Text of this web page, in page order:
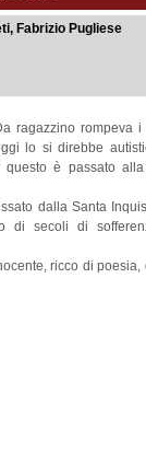
Fabrizio Pugliese
ragazzino rompeva i
lo si direbbe
è passato alla
dalla Santa
di secoli di
ricco di poesia,